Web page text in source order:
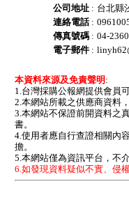
公司地址 : 台北縣
連絡電話:
傳真號碼 : 04-
電子郵件 :
本資料來源及免責聲明 :
1.台灣採購公報網提供會員
2.本網站所載之供應商資料
3.本網站不保證前開資料之
書。
4.使用者應自行查證相關內
擔。
5.本網站僅為資訊平台，不
6.如發現資料疑似不實、侵